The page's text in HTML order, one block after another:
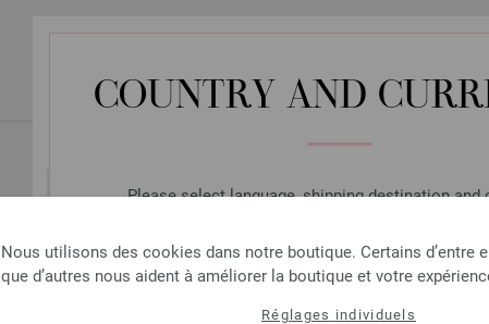
COUNTRY AND
Please select language, shipping destination and
Nous utilisons des cookies dans notre boutique. Certains d’entre
que d’autres nous aident à améliorer la boutique et votre
Réglages individuels
LES CLIENTS ONT